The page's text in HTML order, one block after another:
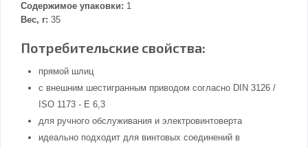
Содержимое упаковки: 1
Вес, г: 35
Потребительские свойства:
прямой шлиц
с внешним шестигранным приводом согласно DIN 3126 /
ISO 1173 - E 6,3
для ручного обслуживания и электровинтоверта
идеально подходит для винтовых соединений в